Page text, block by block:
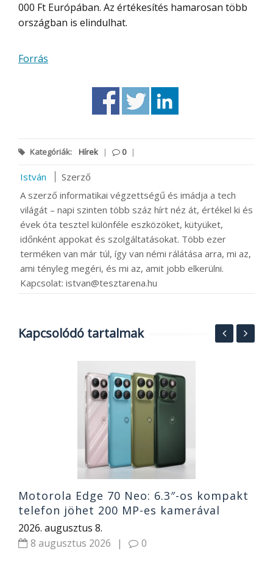
000 Ft Európában. Az értékesítés hamarosan több
országban is elindulhat.
Forrás
Kategóriák: Hírek | 0 |
István
Szerző
A szerző informatikai végzettségű és imádja a tech
világát – napi szinten több száz hírt néz át, értékel ki és
évek óta tesztel különféle eszközöket, kütyüket,
időnként appokat és szolgáltatásokat. Több ezer
terméken van már túl, így van némi rálátása arra, mi az,
ami tényleg megéri, és mi az, amit jobb elkerülni.
Kapcsolat: istvan@tesztarena.hu
Kapcsolódó tartalmak
Motorola Edge 70 Neo: 6.3″-os kompakt
telefon jöhet 200 MP-es kamerával
2026. augusztus 8.
8 augusztus 2026
| 0